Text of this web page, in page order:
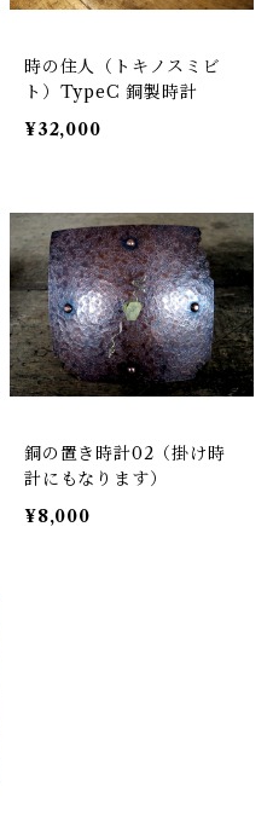
時の住人（トキノスミビ
ト）TypeC 銅製時計
¥32,000
銅の置き時計02（掛け時
計にもなります）
¥8,000